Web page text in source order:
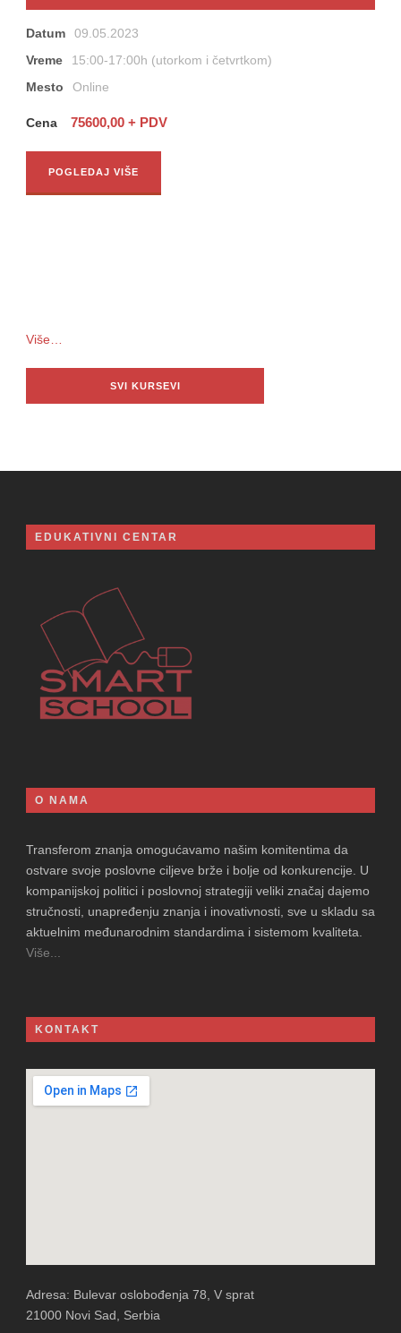
Datum
09.05.2023
Vreme
15:00-17:00h (utorkom i četvrtkom)
Mesto
Online
Cena 75600,00 + PDV
POGLEDAJ VIŠE
Više…
SVI KURSEVI
EDUKATIVNI CENTAR
O NAMA
Transferom znanja omogućavamo našim komitentima da
ostvare svoje poslovne ciljeve brže i bolje od konkurencije. U
kompanijskoj politici i poslovnoj strategiji veliki značaj dajemo
stručnosti, unapređenju znanja i inovativnosti, sve u skladu sa
aktuelnim međunarodnim standardima i sistemom kvaliteta.
Više...
KONTAKT
Adresa: Bulevar oslobođenja 78, V sprat
21000 Novi Sad, Serbia